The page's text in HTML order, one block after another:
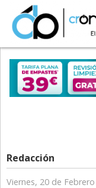
Redacción
Viernes, 20 de